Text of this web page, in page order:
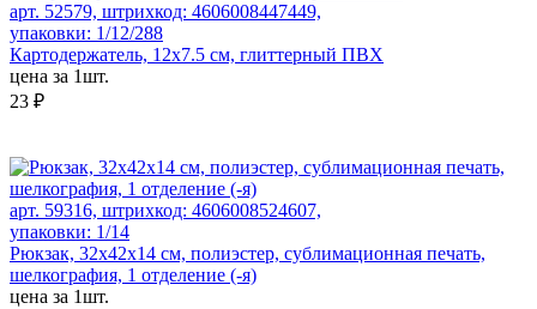
арт. 52579, штрихкод: 4606008447449,
упаковки: 1/12/288
Картодержатель, 12x7.5 см, глиттерный ПВХ
цена за 1шт.
23 ₽
арт. 59316, штрихкод: 4606008524607,
упаковки: 1/14
Рюкзак, 32x42x14 см, полиэстер, сублимационная печать,
шелкография, 1 отделение (-я)
цена за 1шт.